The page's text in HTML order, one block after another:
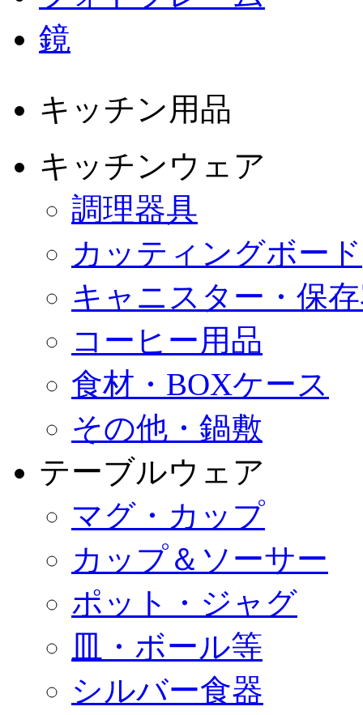
鏡
キッチン用品
キッチンウェア
調理器具
カッティングボード
キャニスター・保
コーヒー用品
食材・BOXケース
その他・鍋敷
テーブルウェア
マグ・カップ
カップ＆ソーサー
ポット・ジャグ
皿・ボール等
シルバー食器